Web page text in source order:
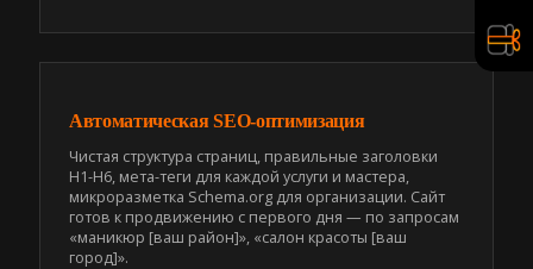
Автоматическая SEO-оптимизация
Чистая структура страниц, правильные заголовки
H1-H6, мета-теги для каждой услуги и мастера,
микроразметка Schema.org для организации. Сайт
готов к продвижению с первого дня — по запросам
«маникюр [ваш район]», «салон красоты [ваш
город]».